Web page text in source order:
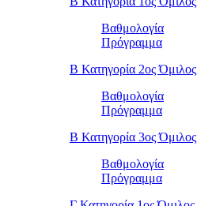
Βαθμολογία
Πρόγραμμα
Β Κατηγορία 2ος Όμιλος
Βαθμολογία
Πρόγραμμα
Β Κατηγορία 3ος Όμιλος
Βαθμολογία
Πρόγραμμα